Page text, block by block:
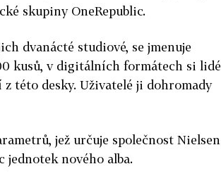
skupiny OneRepublic.
dvanácté studiové, se jmenuje
kusů, v digitálních formátech si lidé
této desky. Uživatelé ji dohromady
jež určuje společnost Nielsen
jednotek nového alba.